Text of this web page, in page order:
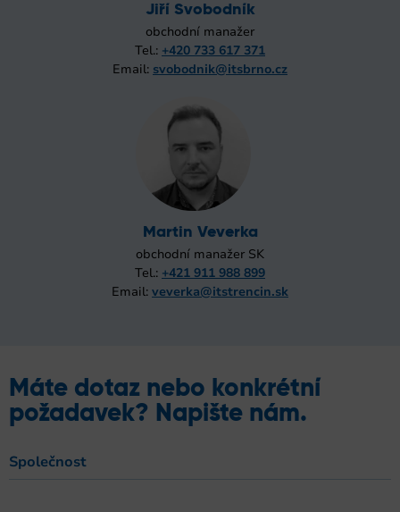
Jiří Svobodník
obchodní manažer
Tel.: +420 733 617 371
Email: svobodnik@itsbrno.cz
Martin Veverka
obchodní manažer SK
Tel.: +421 911 988 899
Email: veverka@itstrencin.sk
Máte dotaz nebo konkrétní
požadavek? Napište nám.
Společnost